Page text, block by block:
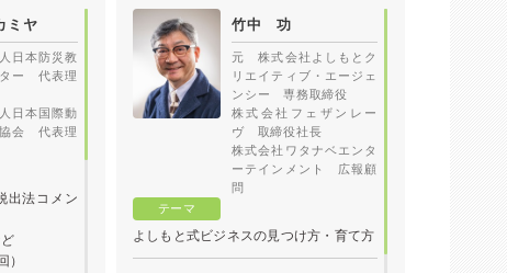
Days」
読売テレビ 「かんさい情報ネット
ten．」準レギュラー、「すまたん
&ZIP!」、
「ミヤネ屋」
関西テレビ 「マルコポロリ」、「ウラ
マヨ!」、「報道ランナー」、
「旬感LIVEとれたて」
ABC朝日放送 「おはよう朝日」準レギ
ュラー
CBC 「ゴゴスマ」、「チャント」
など
ミヤ
日本防災教
ー 代表理
日本国際動
会 代表理
出法コメン
）
竹中 功
元 株式会社よしもとク
リエイティブ・エージェ
ンシー 専務取締役
株式会社フェザンレー
ヴ 取締役社長
株式会社ワタナベエンタ
ーテインメント 広報顧
問
よしもと式ビジネスの見つけ方・育て方